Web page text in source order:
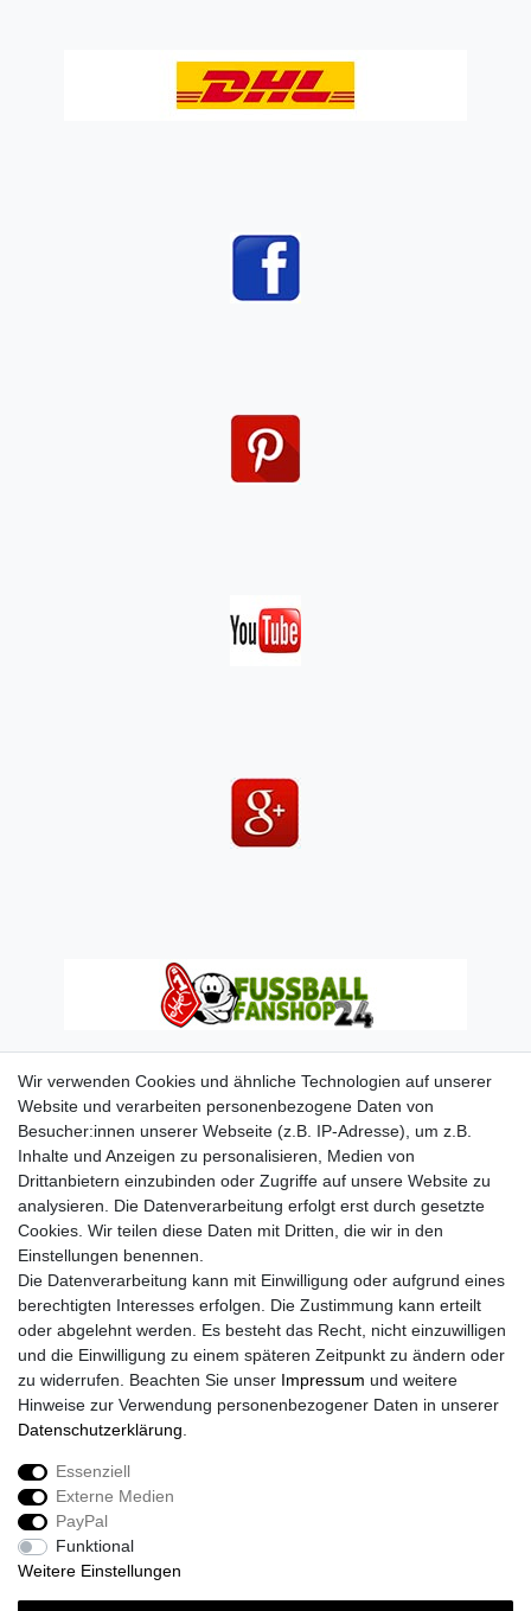
Impressum
Widerrufs­recht
Wir verwenden Cookies und ähnliche Technologien auf unserer
Website und verarbeiten personenbezogene Daten von
Besucher:innen unserer Webseite (z.B. IP-Adresse), um z.B.
Inhalte und Anzeigen zu personalisieren, Medien von
Drittanbietern einzubinden oder Zugriffe auf unsere Website zu
analysieren. Die Datenverarbeitung erfolgt erst durch gesetzte
Cookies. Wir teilen diese Daten mit Dritten, die wir in den
Einstellungen benennen.
Die Datenverarbeitung kann mit Einwilligung oder aufgrund eines
berechtigten Interesses erfolgen. Die Zustimmung kann erteilt
oder abgelehnt werden. Es besteht das Recht, nicht einzuwilligen
und die Einwilligung zu einem späteren Zeitpunkt zu ändern oder
zu widerrufen. Beachten Sie unser Impressum und weitere
Hinweise zur Verwendung personenbezogener Daten in unserer
Daten­schutz­erklärung
Essenziell
Externe Medien
PayPal
Funktional
Weitere Einstellungen